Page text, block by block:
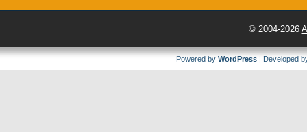
© 2004-2026
Powered by WordPress | Developed